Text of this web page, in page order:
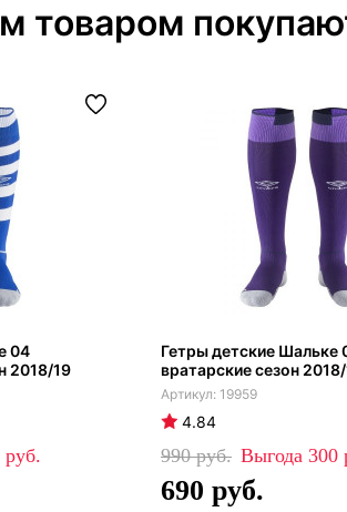
товаром
04
2018/19
Гетры детские Шальке
вратарские сезон
19959
4.84
990 300
690